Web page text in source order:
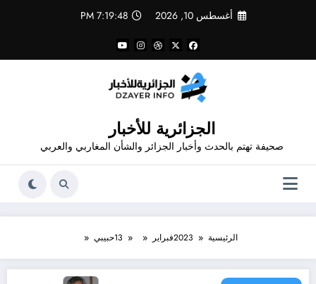
أغسطس 10, 2026 7:19:48 PM
الجزائرية للأخبار
صحيفة تهتم بالحدث وأخبار الجزائر والشأن المغاربي والعربي
الرئيسية 2023فبراير 13حبيبي